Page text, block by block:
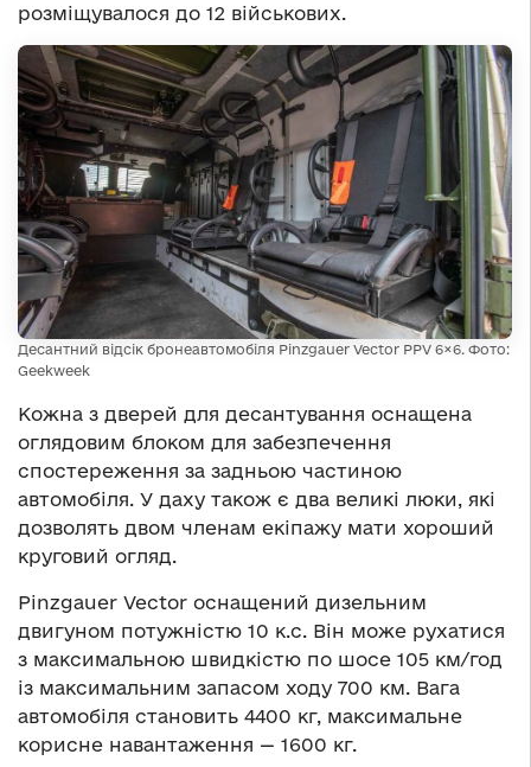
розміщувалося до 12 військових.
Десантний відсік бронеавтомобіля Pinzgauer Vector PPV 6×6. Фото:
Geekweek
Кожна з дверей для десантування оснащена
оглядовим блоком для забезпечення
спостереження за задньою частиною
автомобіля. У даху також є два великі люки, які
дозволять двом членам екіпажу мати хороший
круговий огляд.
Pinzgauer Vector оснащений дизельним
двигуном потужністю 10 к.с. Він може рухатися
з максимальною швидкістю по шосе 105 км/год
із максимальним запасом ходу 700 км. Вага
автомобіля становить 4400 кг, максимальне
корисне навантаження — 1600 кг.